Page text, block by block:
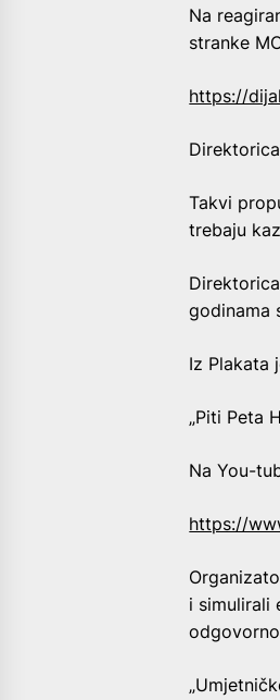
Na
stranke
https://
Takvi
trebaju
godinama
Iz Plakata
„Piti Peta
Na You-
https://
i simulirali